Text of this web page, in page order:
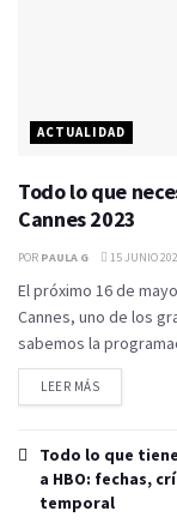
ACTUALIDAD
Todo lo que
Cannes 2023
POR PAULA G 15 JUNIO
El próximo 16 de
Cannes, uno de los
sabemos la
LEER MÁS
Todo lo que
a HBO: fechas,
temporal